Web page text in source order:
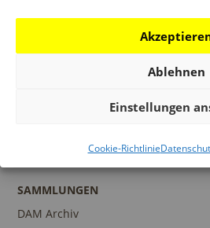
Ablehnen
Einstellungen
Cookie-Richtlinie
SAMMLUNGEN
DAM Archiv